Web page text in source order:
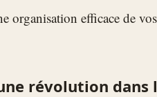
organisation efficace de
révolution dans